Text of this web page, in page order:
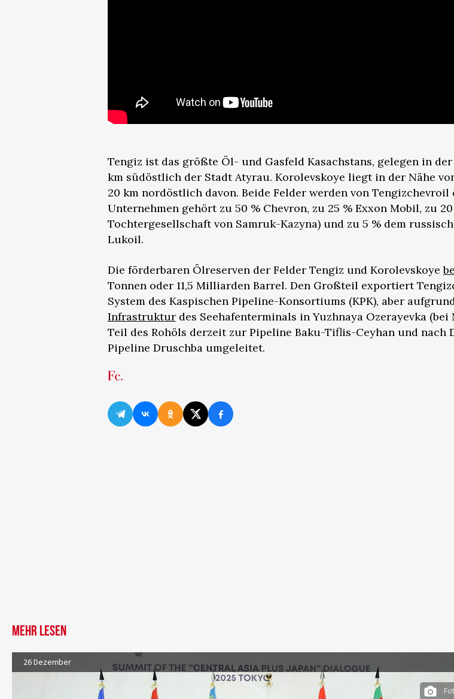
Tengiz ist das größte Öl- und Gasfeld Kasachstans, gelegen in
km südöstlich der Stadt Atyrau. Korolevskoye liegt in der Nähe
20 km nordöstlich davon. Beide Felder werden von Tengizchevroil
Unternehmen gehört zu 50 % Chevron, zu 25 % Exxon Mobil, zu
Tochtergesellschaft von Samruk-Kazyna) und zu 5 % dem
Lukoil.
Die förderbaren Ölreserven der Felder Tengiz und Korolevskoye
Tonnen oder 11,5 Milliarden Barrel. Den Großteil exportiert
System des Kaspischen Pipeline-Konsortiums (KPK), aber
Infrastruktur des Seehafenterminals in Yuzhnaya Ozerayevka
Teil des Rohöls derzeit zur Pipeline Baku-Tiflis-Ceyhan und nach
Pipeline Druschba umgeleitet.
Mehr lesen
26 Dezember